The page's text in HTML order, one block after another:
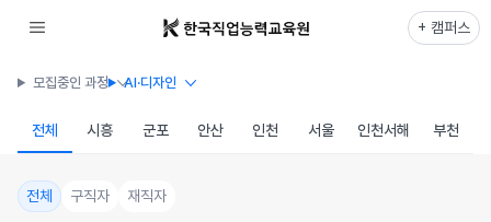
+ 캠퍼스
모집중인 과정 AI·디자인
전체 시흥 군포 안산 인천 서울 인천서해 부천
전체 구직자 재직자